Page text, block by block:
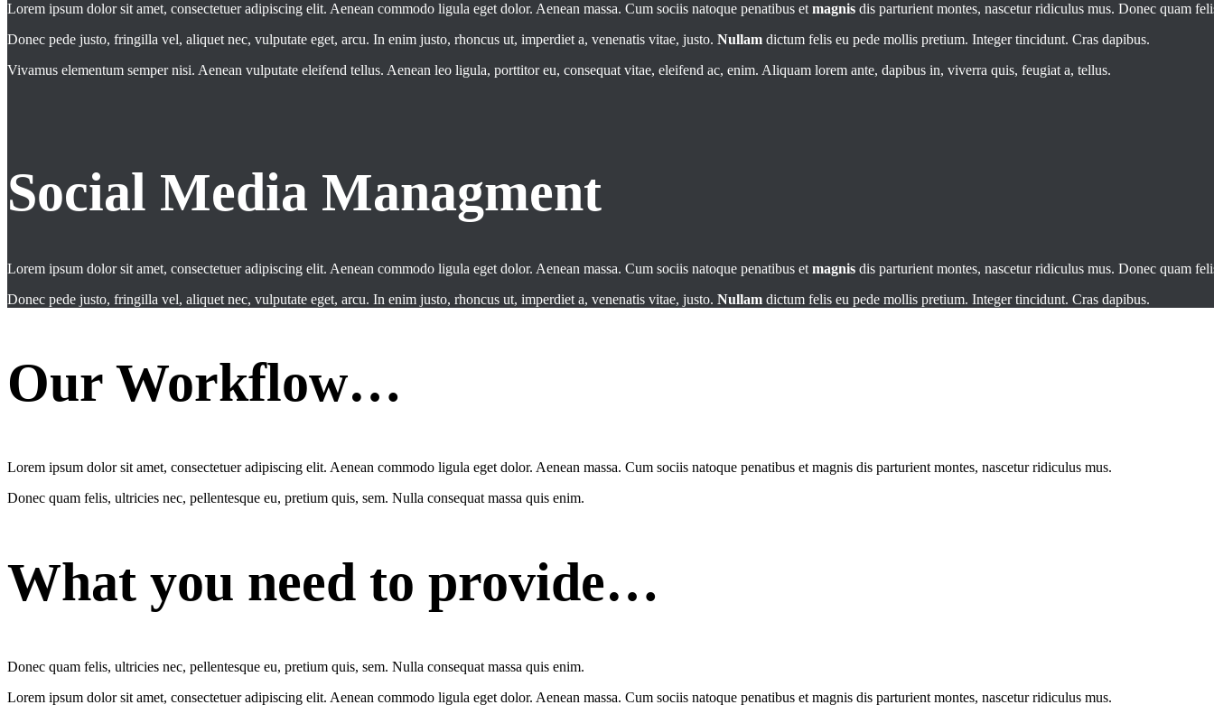
Lorem ipsum dolor sit amet, consectetuer adipiscing elit. Aenean commodo ligula eget dolor. Aenean massa. Cum sociis natoque penatibus et magnis dis parturient montes, nascetur ridiculus mus. Donec quam
Donec pede justo, fringilla vel, aliquet nec, vulputate eget, arcu. In enim justo, rhoncus ut, imperdiet a, venenatis vitae, justo. Nullam dictum felis eu pede mollis pretium. Integer tincidunt. Cras dapibus.
Vivamus elementum semper nisi. Aenean vulputate eleifend tellus. Aenean leo ligula, porttitor eu, consequat vitae, eleifend ac, enim. Aliquam lorem ante, dapibus in, viverra quis, feugiat a, tellus.
Social Media Managment
Lorem ipsum dolor sit amet, consectetuer adipiscing elit. Aenean commodo ligula eget dolor. Aenean massa. Cum sociis natoque penatibus et magnis dis parturient montes, nascetur ridiculus mus. Donec quam
Donec pede justo, fringilla vel, aliquet nec, vulputate eget, arcu. In enim justo, rhoncus ut, imperdiet a, venenatis vitae, justo. Nullam dictum felis eu pede mollis pretium. Integer tincidunt. Cras dapibus.
Our Workflow…
Lorem ipsum dolor sit amet, consectetuer adipiscing elit. Aenean commodo ligula eget dolor. Aenean massa. Cum sociis natoque penatibus et magnis dis parturient montes, nascetur ridiculus mus.
Donec quam felis, ultricies nec, pellentesque eu, pretium quis, sem. Nulla consequat massa quis enim.
What you need to provide…
Donec quam felis, ultricies nec, pellentesque eu, pretium quis, sem. Nulla consequat massa quis enim.
Lorem ipsum dolor sit amet, consectetuer adipiscing elit. Aenean commodo ligula eget dolor. Aenean massa. Cum sociis natoque penatibus et magnis dis parturient montes, nascetur ridiculus mus.